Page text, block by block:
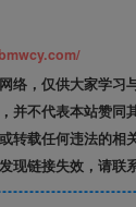
络，仅供大家学习
并不代表本站赞同
转载任何违法的相
现链接失效，请联